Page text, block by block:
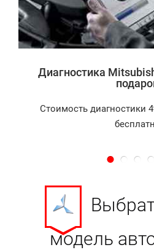
Диагностика
Стоимость диагностики
модель